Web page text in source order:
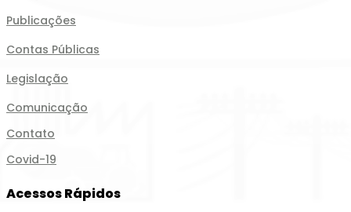
Publicações
Contas Públicas
Legislação
Comunicação
Contato
Covid-19
Acessos Rápidos